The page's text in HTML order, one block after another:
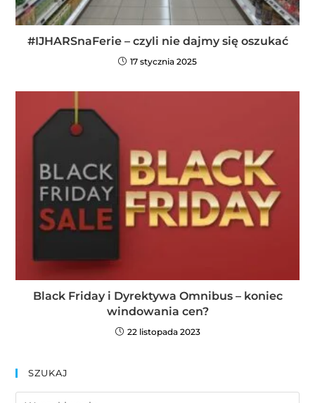
#IJHARSnaFerie – czyli nie dajmy się oszukać
17 stycznia 2025
Black Friday i Dyrektywa Omnibus – koniec
windowania cen?
22 listopada 2023
SZUKAJ